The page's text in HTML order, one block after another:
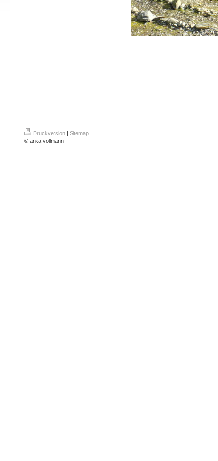
Druckversion | Sitemap
© anka vollmann